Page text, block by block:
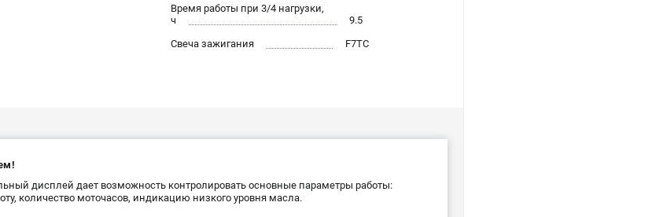
Время работы при 3/4 нагрузки,
ч
9.5
Свеча зажигания
F7TC
дисплей дает возможность контролировать основные параметры работы:
количество моточасов, индикацию низкого уровня масла.